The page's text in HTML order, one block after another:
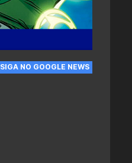
SIGA NO GOOGLE NEWS